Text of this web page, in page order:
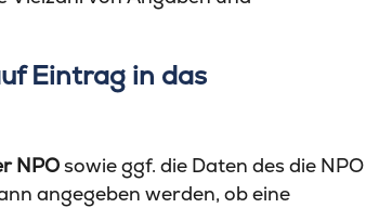
Eintrag in das
NPOsowie ggf. die Daten des die NPO
angegeben werden, ob eine